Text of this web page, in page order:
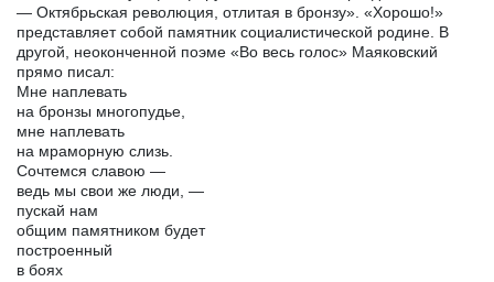
— Октябрьская революция, отлитая в бронзу». «Хорошо!»
представляет собой памятник социалистической родине. В
другой, неоконченной поэме «Во весь голос» Маяковский
прямо писал:
Мне наплевать
на бронзы многопудье,
мне наплевать
на мраморную слизь.
Сочтемся славою —
ведь мы свои же люди, —
пускай нам
общим памятником будет
построенный
в боях